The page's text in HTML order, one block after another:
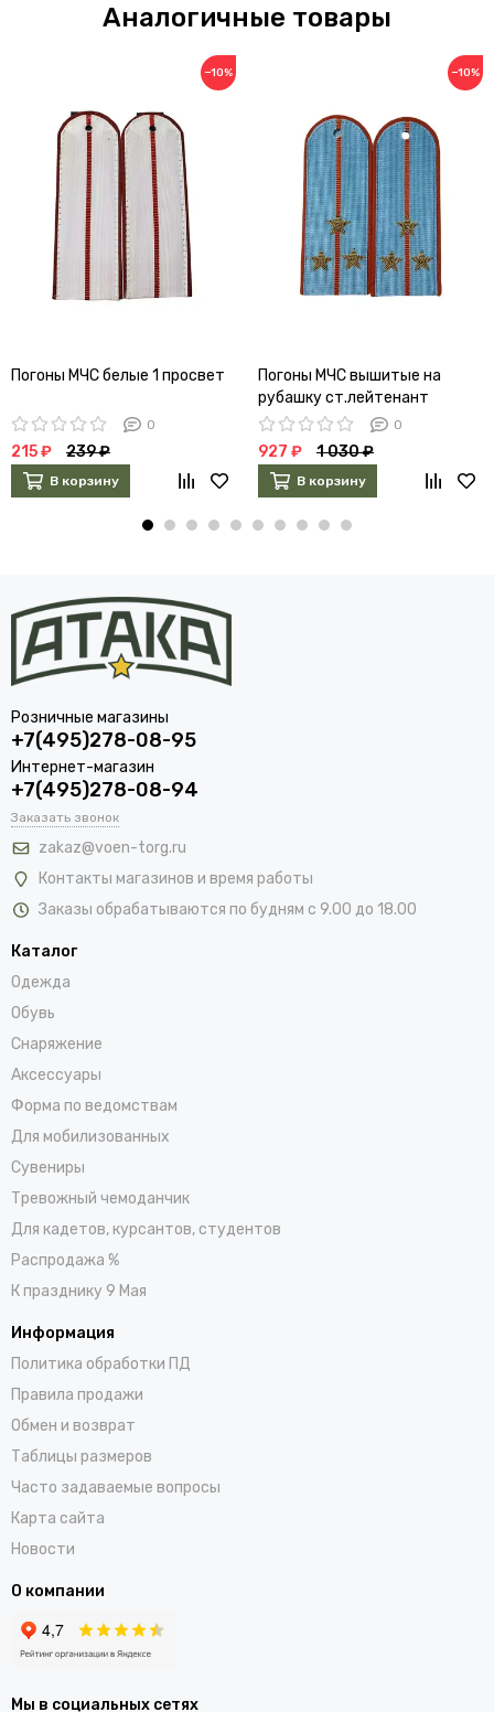
Аналогичные товары
−10%
Погоны МЧС белые 1 просвет
0
215 ₽ 239 ₽
В корзину
−10%
Погоны МЧС вышитые на
рубашку ст.лейтенант
0
927 ₽ 1 030 ₽
В корзину
Розничные магазины
+7(495)278-08-95
Интернет-магазин
+7(495)278-08-94
Заказать звонок
zakaz@voen-torg.ru
Контакты магазинов и время работы
Заказы обрабатываются по будням с 9.00 до 18.00
Каталог
Одежда
Обувь
Снаряжение
Аксессуары
Форма по ведомствам
Для мобилизованных
Сувениры
Тревожный чемоданчик
Для кадетов, курсантов, студентов
Распродажа %
К празднику 9 Мая
Информация
Политика обработки ПД
Правила продажи
Обмен и возврат
Таблицы размеров
Часто задаваемые вопросы
Карта сайта
Новости
О компании
Мы в социальных сетях